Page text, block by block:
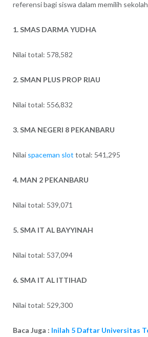
referensi bagi siswa dalam memilih
1. SMAS DARMA YUDHA
Nilai total: 578,582
2. SMAN PLUS PROP RIAU
Nilai total: 556,832
3. SMA NEGERI 8 PEKANBARU
Nilai spaceman slot total: 541,295
4. MAN 2 PEKANBARU
Nilai total: 539,071
5. SMA IT AL BAYYINAH
Nilai total: 537,094
6. SMA IT AL ITTIHAD
Nilai total: 529,300
Baca Juga : Inilah 5 Daftar Universitas